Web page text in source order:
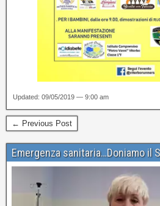
Updated: 09/05/2019 — 9:00 am
← Previous Post
Emergenza sanitaria…Doniamo il
Player